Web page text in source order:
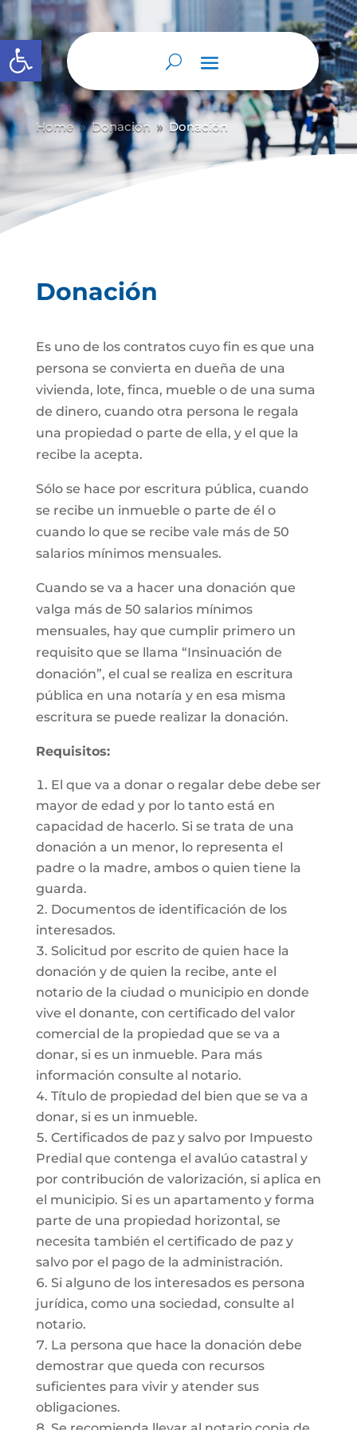
Abrir barra de herramientas
Home 9 Donación 9 Donación
Donación
Es uno de los contratos cuyo fin es que una
persona se convierta en dueña de una
vivienda, lote, finca, mueble o de una suma
de dinero, cuando otra persona le regala
una propiedad o parte de ella, y el que la
recibe la acepta.
Sólo se hace por escritura pública, cuando
se recibe un inmueble o parte de él o
cuando lo que se recibe vale más de 50
salarios mínimos mensuales.
Cuando se va a hacer una donación que
valga más de 50 salarios mínimos
mensuales, hay que cumplir primero un
requisito que se llama “Insinuación de
donación”, el cual se realiza en escritura
pública en una notaría y en esa misma
escritura se puede realizar la donación.
Requisitos:
El que va a donar o regalar debe debe ser
mayor de edad y por lo tanto está en
capacidad de hacerlo. Si se trata de una
donación a un menor, lo representa el
padre o la madre, ambos o quien tiene la
guarda.
Documentos de identificación de los
interesados.
Solicitud por escrito de quien hace la
donación y de quien la recibe, ante el
notario de la ciudad o municipio en donde
vive el donante, con certificado del valor
comercial de la propiedad que se va a
donar, si es un inmueble. Para más
información consulte al notario.
Título de propiedad del bien que se va a
donar, si es un inmueble.
Certificados de paz y salvo por Impuesto
Predial que contenga el avalúo catastral y
por contribución de valorización, si aplica en
el municipio. Si es un apartamento y forma
parte de una propiedad horizontal, se
necesita también el certificado de paz y
salvo por el pago de la administración.
Si alguno de los interesados es persona
jurídica, como una sociedad, consulte al
notario.
La persona que hace la donación debe
demostrar que queda con recursos
suficientes para vivir y atender sus
obligaciones.